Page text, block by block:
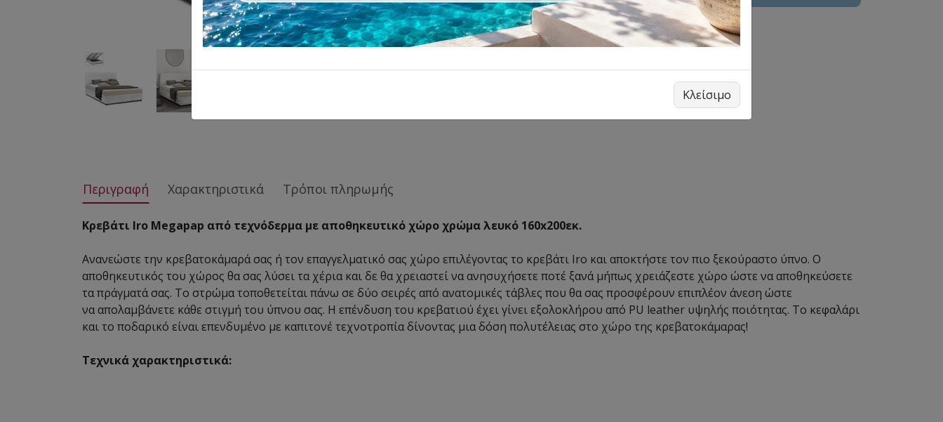
Επιστροφή σε..: Κρεβάτια
Περιγραφή Χαρακτηριστικά Τρόποι πληρωμής
Κρεβάτι Iro Megapap από τεχνόδερμα με αποθηκευτικό χώρο χρώμα λευκό 160x200εκ.
Ανανεώστε την κρεβατοκάμαρά σας ή τον επαγγελματικό σας χώρο επιλέγοντας το κρεβάτι Iro και αποκτήστε τον πιο ξεκούραστο ύπνο. Ο
αποθηκευτικός του χώρος θα σας λύσει τα χέρια και δε θα χρειαστεί να ανησυχήσετε ποτέ ξανά μήπως χρειάζεστε χώρο ώστε να αποθηκεύσετε
τα πράγματά σας. Το στρώμα τοποθετείται πάνω σε δύο σειρές από ανατομικές τάβλες που θα σας προσφέρουν επιπλέον άνεση ώστε
να απολαμβάνετε κάθε στιγμή του ύπνου σας. Η επένδυση του κρεβατιού έχει γίνει εξολοκλήρου από PU leather υψηλής ποιότητας. Το κεφαλάρι
και το ποδαρικό είναι επενδυμένο με καπιτονέ τεχνοτροπία δίνοντας μια δόση πολυτέλειας στο χώρο της κρεβατοκάμαρας!
Τεχνικά χαρακτηριστικά:
Κλείσιμο